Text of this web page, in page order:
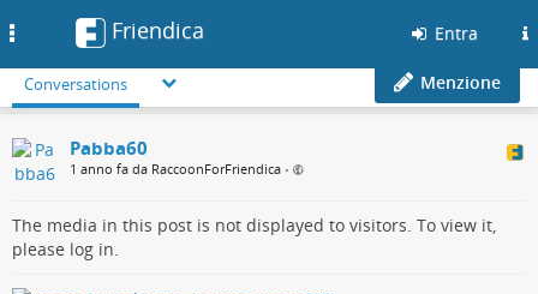
Friendica Entra
Conversations Menzione
Pabba60
1 anno fa da RaccoonForFriendica •
The media in this post is not displayed to visitors. To view it,
please log in.